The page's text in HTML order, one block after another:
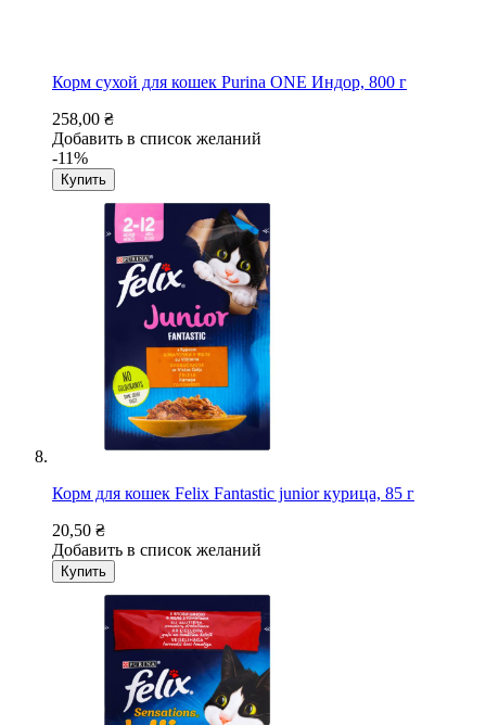
Корм сухой для кошек Purina ONE Индор, 800 г
258,00 ₴
Добавить в список желаний
-11%
Купить
Корм для кошек Felix Fantastiс junior курица, 85 г
20,50 ₴
Добавить в список желаний
Купить